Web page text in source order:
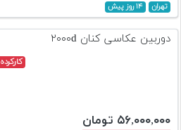
تهران ۱۴ روز پیش
دوربین عکاسی کنان ۲۰۰۰d
کارکرده
۵۶,۰۰۰,۰۰۰ تومان